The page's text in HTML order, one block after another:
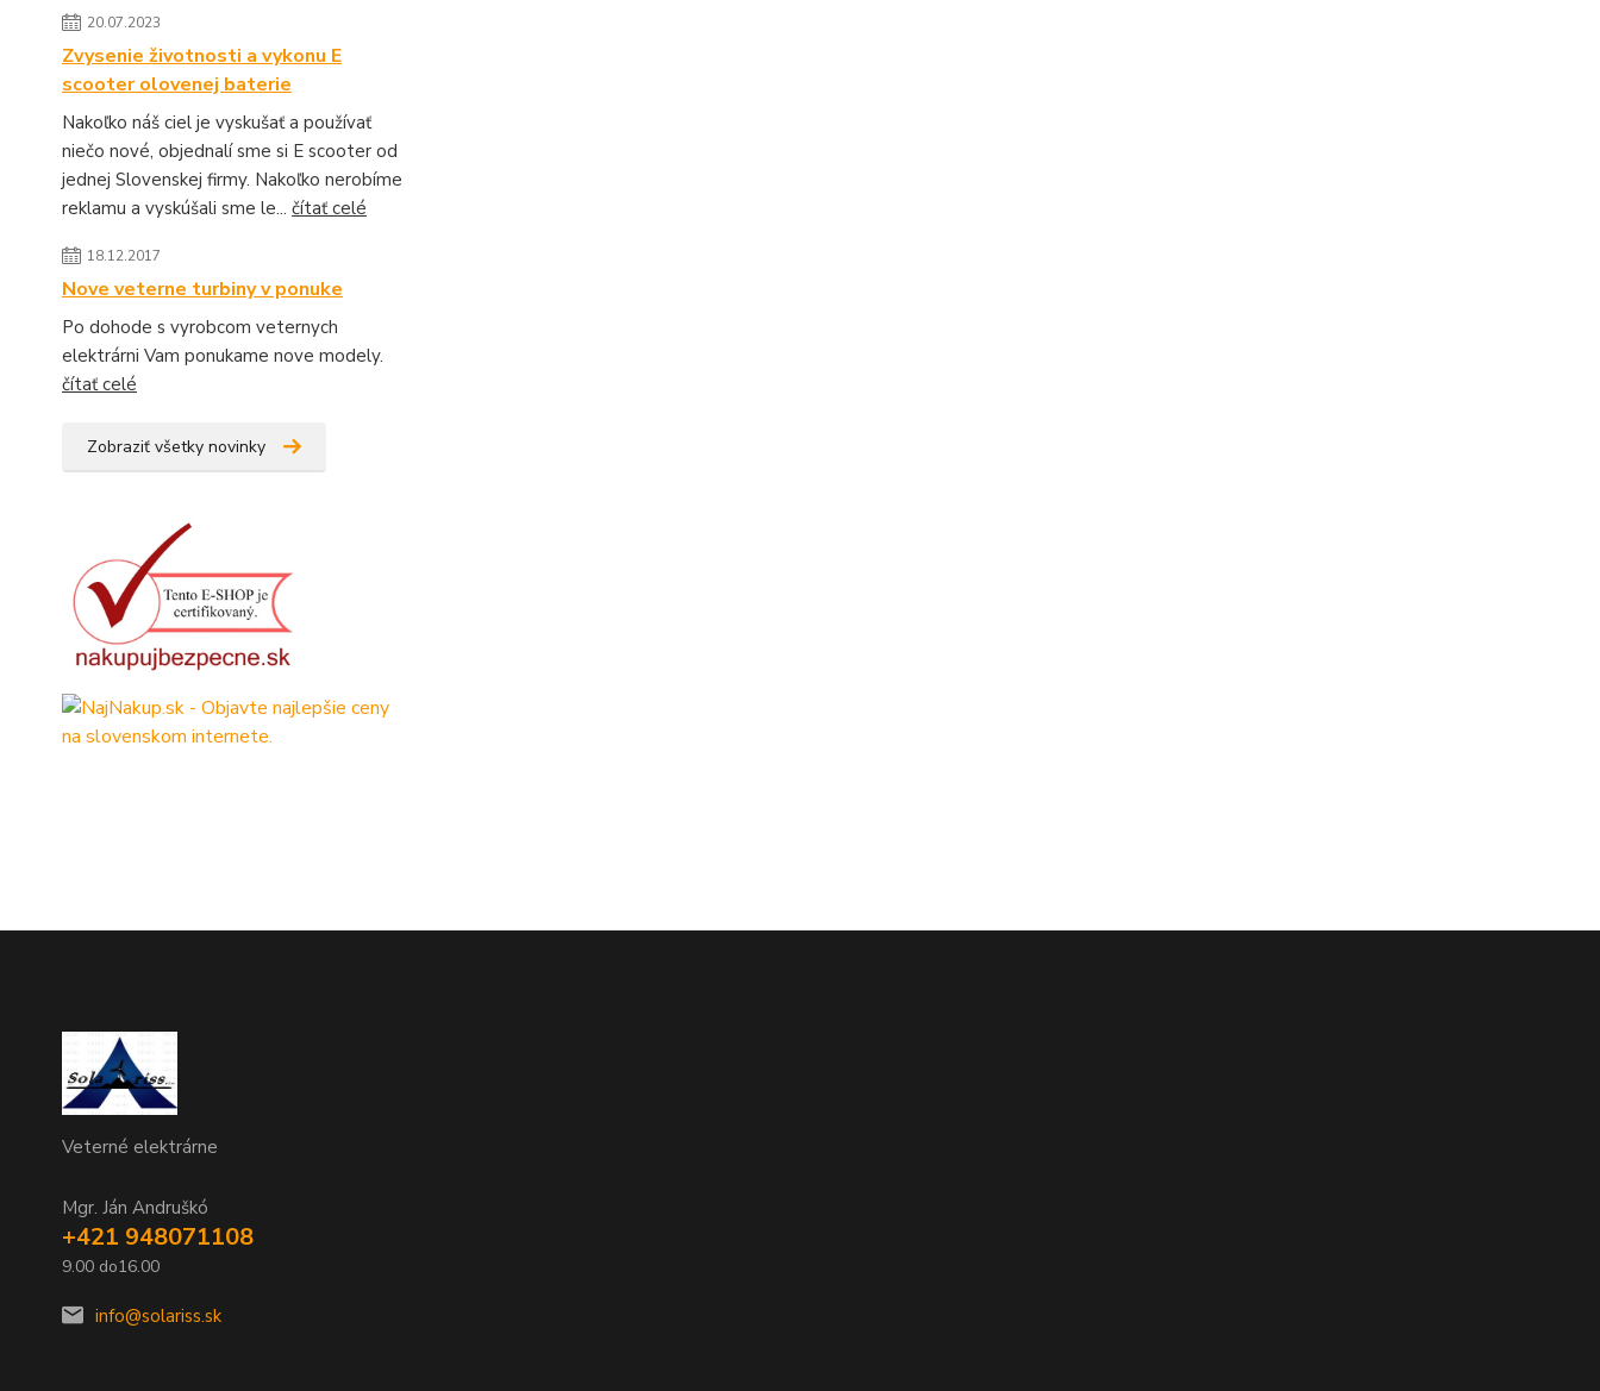
20.07.2023
Zvysenie životnosti a vykonu E
scooter olovenej baterie
Nakoľko náš ciel je vyskušať a používať
niečo nové, objednalí sme si E scooter od
jednej Slovenskej firmy. Nakoľko nerobíme
reklamu a vyskúšali sme le... čítať celé
18.12.2017
Nove veterne turbiny v ponuke
Po dohode s vyrobcom veternych
elektrárni Vam ponukame nove modely.
čítať celé
Zobraziť všetky novinky
Veterné elektrárne
Mgr. Ján Andruškó
+421 948071108
9.00 do16.00
info@solariss.sk